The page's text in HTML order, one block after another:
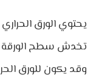
يحتوي الورق
تخدش سطح الورقة
وقد يكون للورق